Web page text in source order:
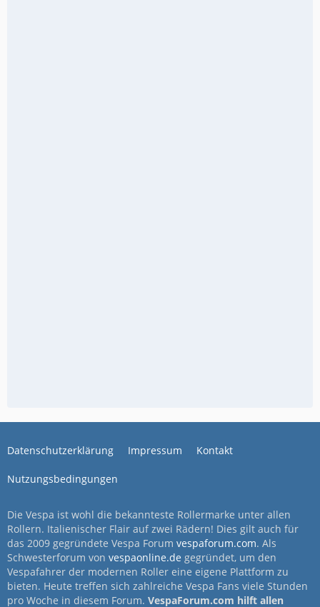
Datenschutzerklärung Impressum Kontakt
Nutzungsbedingungen
Die Vespa ist wohl die bekannteste Rollermarke unter allen
Rollern. Italienischer Flair auf zwei Rädern! Dies gilt auch für
das 2009 gegründete Vespa Forum vespaforum.com. Als
Schwesterforum von vespaonline.de gegründet, um den
Vespafahrer der modernen Roller eine eigene Plattform zu
bieten. Heute treffen sich zahlreiche Vespa Fans viele Stunden
pro Woche in diesem Forum. VespaForum.com hilft allen